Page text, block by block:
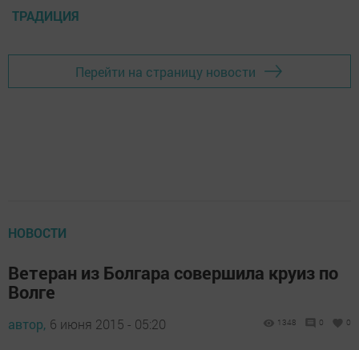
ТРАДИЦИЯ
Перейти на страницу новости
НОВОСТИ
Ветеран из Болгара совершила круиз по
Волге
автор, 6 июня 2015 - 05:20 1348 0 0